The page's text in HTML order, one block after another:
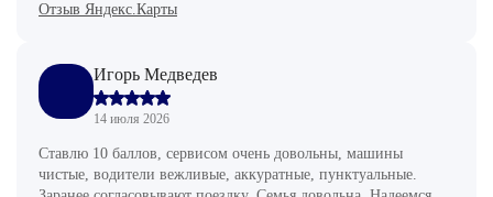
Отзыв Яндекс.Карты
Игорь Медведев
14 июля 2026
Ставлю 10 баллов, сервисом очень довольны, машины
чистые, водители вежливые, аккуратные, пунктуальные.